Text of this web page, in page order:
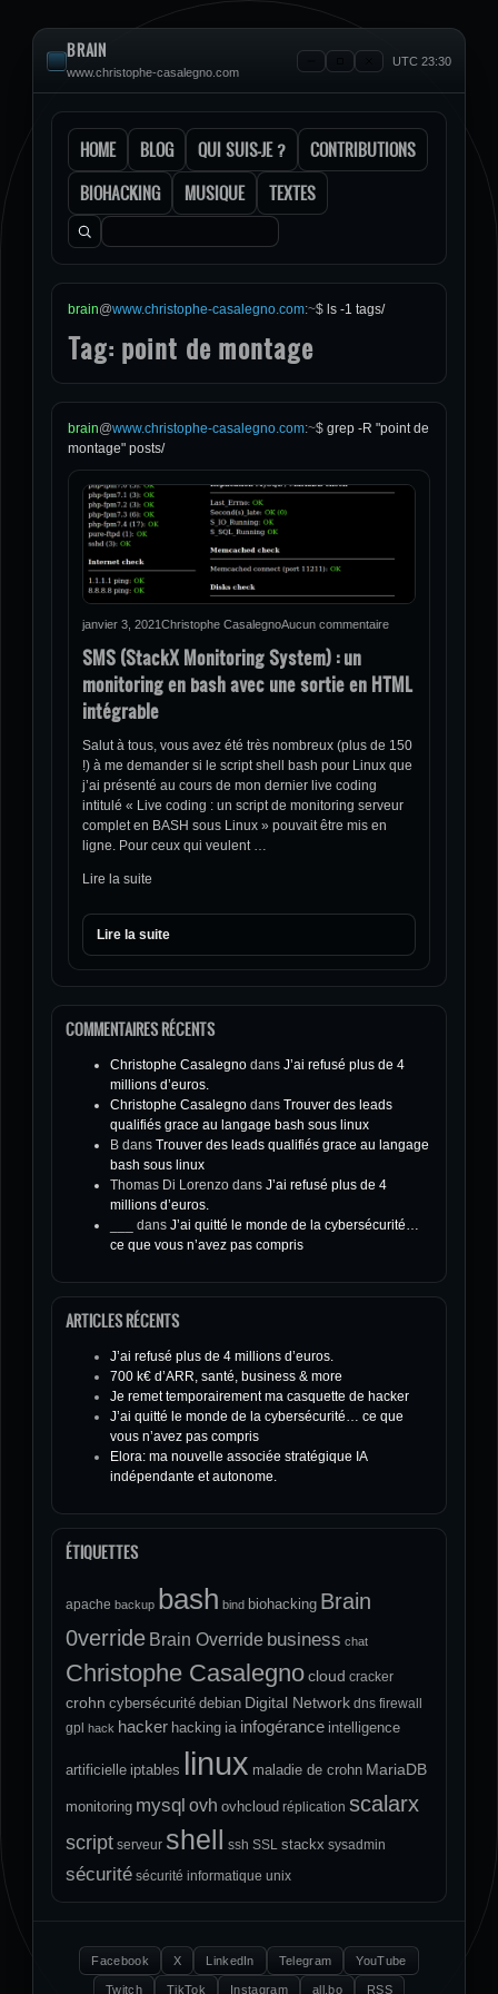
BRAIN
www.christophe-casalegno.com
UTC 23:30
HOME BLOG QUI SUIS-JE ?
CONTRIBUTIONS
BIOHACKING
MUSIQUE TEXTES
Rechercher :
brain@www.christophe-casalegno.com:~$ ls -1 tags/
Tag: point de montage
brain@www.christophe-casalegno.com:~$ grep -R "point de
montage" posts/
janvier 3, 2021Christophe CasalegnoAucun commentaire
SMS (StackX Monitoring System) : un
monitoring en bash avec une sortie en HTML
intégrable
Salut à tous, vous avez été très nombreux (plus de 150
!) à me demander si le script shell bash pour Linux que
j’ai présenté au cours de mon dernier live coding
intitulé « Live coding : un script de monitoring serveur
complet en BASH sous Linux » pouvait être mis en
ligne. Pour ceux qui veulent …
Lire la suite
Lire la suite
COMMENTAIRES RÉCENTS
Christophe Casalegno dans J’ai refusé plus de 4
millions d’euros.
Christophe Casalegno dans Trouver des leads
qualifiés grace au langage bash sous linux
B dans Trouver des leads qualifiés grace au langage
bash sous linux
Thomas Di Lorenzo dans J’ai refusé plus de 4
millions d’euros.
dans J’ai quitté le monde de la cybersécurité…
ce que vous n’avez pas compris
ARTICLES RÉCENTS
J’ai refusé plus de 4 millions d’euros.
700 k€ d’ARR, santé, business & more
Je remet temporairement ma casquette de hacker
J’ai quitté le monde de la cybersécurité… ce que
vous n’avez pas compris
Elora: ma nouvelle associée stratégique IA
indépendante et autonome.
ÉTIQUETTES
apache backup bash bind biohacking Brain
0verride Brain Override business chat
Christophe Casalegnocloud cracker
crohn cybersécurité debian Digital Network dns firewall
gpl
hack hacker hacking ia infogérance intelligence
artificielle iptables linux maladie de crohn MariaDB
monitoring mysql ovh ovhcloud réplication scalarx
script serveur shell ssh SSL stackx sysadmin
sécurité sécurité informatique unix
Facebook X LinkedIn Telegram YouTube
Twitch TikTok Instagram all.bo RSS